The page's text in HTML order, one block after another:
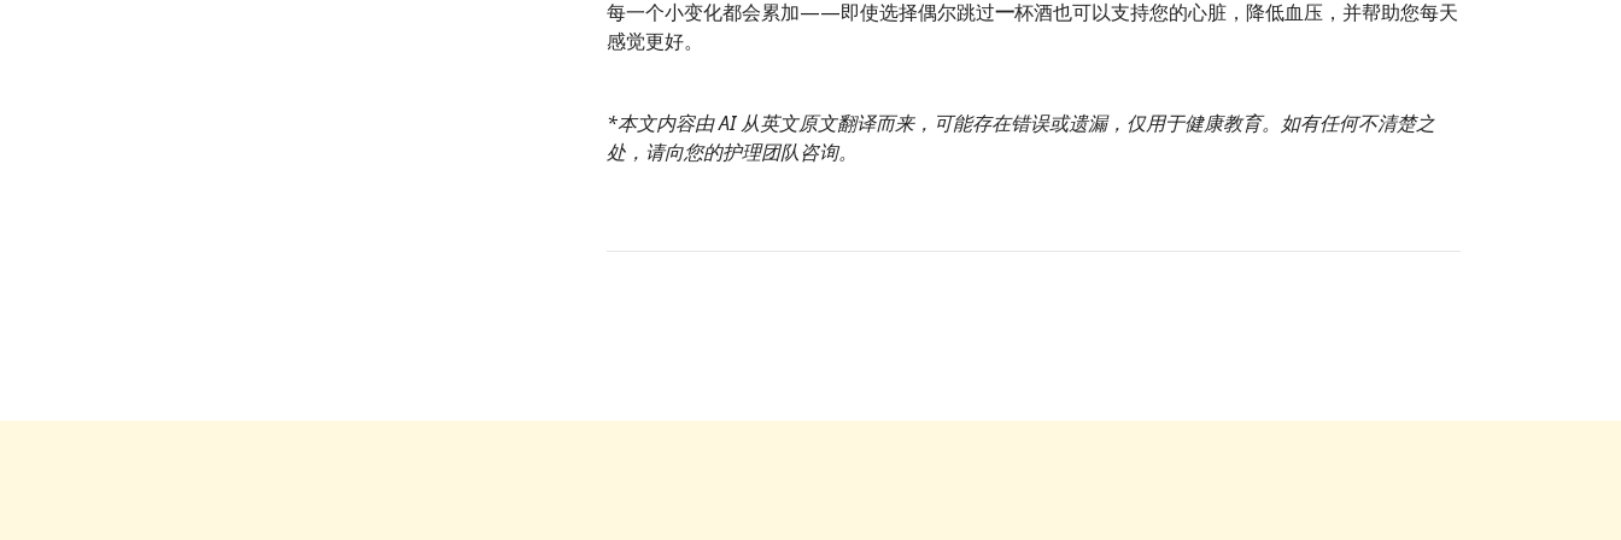
每一个小变化都会累加——即使选择偶尔跳过一杯酒也可以支持您的心脏，降低血压，并帮助您每天
感觉更好。
*本文内容由 AI 从英文原文翻译而来，可能存在错误或遗漏，仅用于健康教育。如有任何不清楚之
处，请向您的护理团队咨询。